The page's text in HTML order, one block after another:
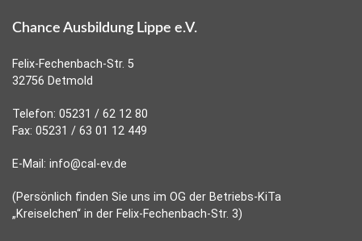
Chance Ausbildung Lippe e.V.
Felix-Fechenbach-Str. 5
32756 Detmold
Telefon: 05231 / 62 12 80
Fax: 05231 / 63 01 12 449
E-Mail: info@cal-ev.de
(Persönlich finden Sie uns im OG der Betriebs-KiTa
„Kreiselchen“ in der Felix-Fechenbach-Str. 3)